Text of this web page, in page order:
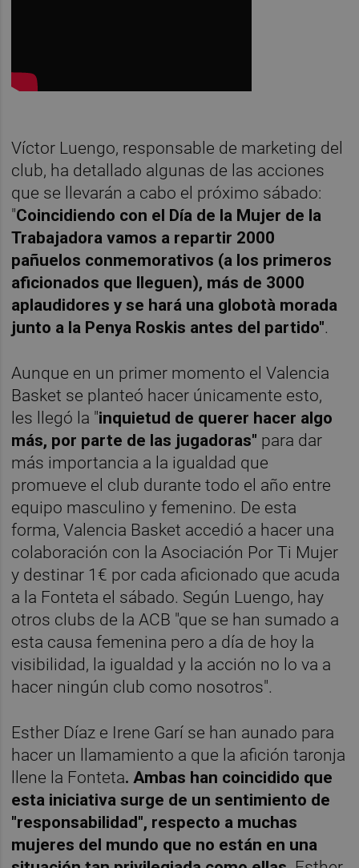
Víctor Luengo, responsable de marketing del
club, ha detallado algunas de las acciones
que se llevarán a cabo el próximo sábado:
"Coincidiendo con el Día de la Mujer de la
Trabajadora vamos a repartir 2000
pañuelos conmemorativos (a los primeros
aficionados que lleguen), más de 3000
aplaudidores y se hará una globotà morada
junto a la Penya Roskis antes del partido".
Aunque en un primer momento el Valencia
Basket se planteó hacer únicamente esto,
les llegó la "inquietud de querer hacer algo
más, por parte de las jugadoras" para dar
más importancia a la igualdad que
promueve el club durante todo el año entre
equipo masculino y femenino. De esta
forma, Valencia Basket accedió a hacer una
colaboración con la Asociación Por Ti Mujer
y destinar 1€ por cada aficionado que acuda
a la Fonteta el sábado. Según Luengo, hay
otros clubs de la ACB "que se han sumado a
esta causa femenina pero a día de hoy la
visibilidad, la igualdad y la acción no lo va a
hacer ningún club como nosotros".
Esther Díaz e Irene Garí se han aunado para
hacer un llamamiento a que la afición taronja
llene la Fonteta. Ambas han coincidido que
esta iniciativa surge de un sentimiento de
"responsabilidad", respecto a muchas
mujeres del mundo que no están en una